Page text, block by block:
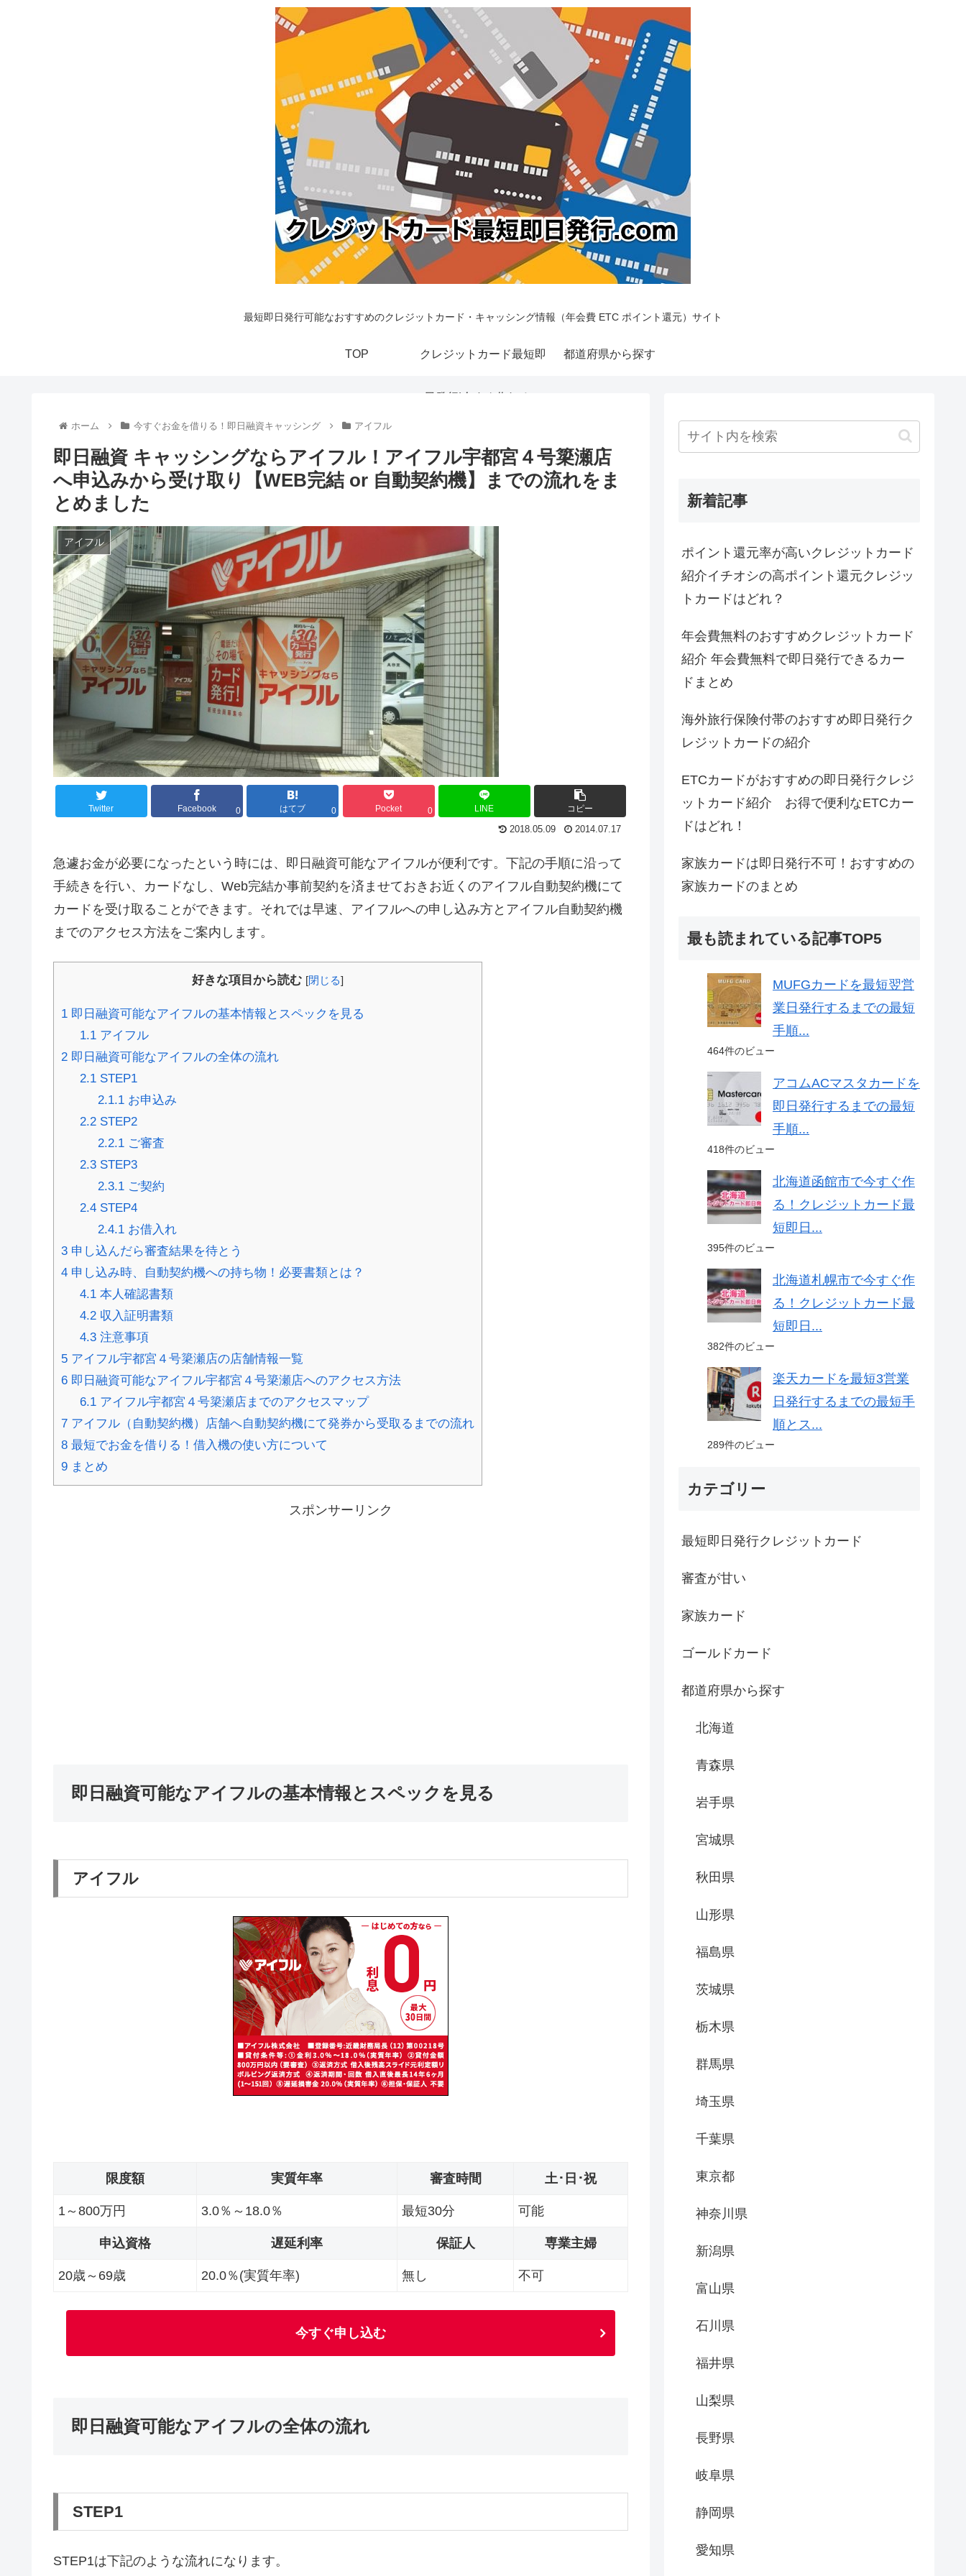
最短即日発行可能なおすすめのクレジットカード・キャッシング情報（年会費 ETC ポイント還元）サイト
TOP クレジットカード最短即
日発行|今すぐ作れる！
ドを紹介
都道府県から探す
ホーム 今すぐお金を借りる！即日融資キャッシング アイフル
即日融資 キャッシングならアイフル！アイフル宇都宮４号簗瀬店
へ申込みから受け取り【WEB完結 or 自動契約機】までの流れをま
とめました
アイフル
Twitter Facebook 0 はてブ 0 Pocket 0 LINE コピー
2018.05.09 2014.07.17
急遽お金が必要になったという時には、即日融資可能なアイフルが便利です。下記の手順に沿って
手続きを行い、カードなし、Web完結か事前契約を済ませておきお近くのアイフル自動契約機にて
カードを受け取ることができます。それでは早速、アイフルへの申し込み方とアイフル自動契約機
までのアクセス方法をご案内します。
好きな項目から読む [閉じる]
1 即日融資可能なアイフルの基本情報とスペックを見る
1.1アイフル
2 即日融資可能なアイフルの全体の流れ
2.1STEP1
2.1.1 お申込み
2.2STEP2
2.2.1 ご審査
2.3STEP3
2.3.1 ご契約
2.4STEP4
2.4.1 お借入れ
3 申し込んだら審査結果を待とう
4 申し込み時、自動契約機への持ち物！必要書類とは？
4.1本人確認書類
4.2収入証明書類
4.3注意事項
5 アイフル宇都宮４号簗瀬店の店舗情報一覧
6 即日融資可能なアイフル宇都宮４号簗瀬店へのアクセス方法
6.1アイフル宇都宮４号簗瀬店までのアクセスマップ
7 アイフル（自動契約機）店舗へ自動契約機にて発券から受取るまでの流れ
8 最短でお金を借りる！借入機の使い方について
9 まとめ
スポンサーリンク
即日融資可能なアイフルの基本情報とスペックを見る
アイフル
限度額 実質年率 審査時間 土･日･祝
1～800万円 3.0％～18.0％ 最短30分 可能
申込資格 遅延利率 保証人 専業主婦
20歳～69歳 20.0％(実質年率) 無し 不可
今すぐ申し込む
即日融資可能なアイフルの全体の流れ
STEP1
STEP1は下記のような流れになります。
新着記事
ポイント還元率が高いクレジットカード
紹介イチオシの高ポイント還元クレジッ
トカードはどれ？
年会費無料のおすすめクレジットカード
紹介 年会費無料で即日発行できるカー
ドまとめ
海外旅行保険付帯のおすすめ即日発行ク
レジットカードの紹介
ETCカードがおすすめの即日発行クレジ
ットカード紹介 お得で便利なETCカー
ドはどれ！
家族カードは即日発行不可！おすすめの
家族カードのまとめ
最も読まれている記事TOP5
MUFGカードを最短翌営
業日発行するまでの最短
手順...
464件のビュー
アコムACマスタカードを
即日発行するまでの最短
手順...
418件のビュー
北海道函館市で今すぐ作
る！クレジットカード最
短即日...
395件のビュー
北海道札幌市で今すぐ作
る！クレジットカード最
短即日...
382件のビュー
楽天カードを最短3営業
日発行するまでの最短手
順とス...
289件のビュー
カテゴリー
最短即日発行クレジットカード
審査が甘い
家族カード
ゴールドカード
都道府県から探す
北海道
青森県
岩手県
宮城県
秋田県
山形県
福島県
茨城県
栃木県
群馬県
埼玉県
千葉県
東京都
神奈川県
新潟県
富山県
石川県
福井県
山梨県
長野県
岐阜県
静岡県
愛知県